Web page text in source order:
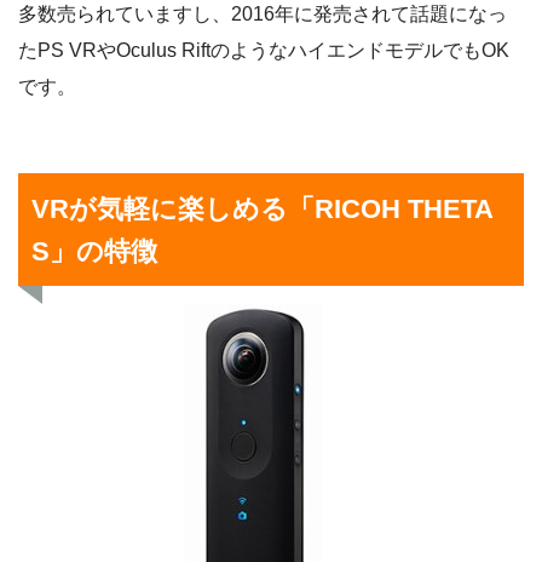
多数売られていますし、2016年に発売されて話題になっ
たPS VRやOculus RiftのようなハイエンドモデルでもOK
です。
VRが気軽に楽しめる「RICOH THETA
S」の特徴